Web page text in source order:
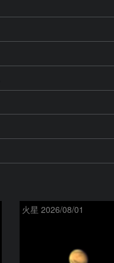
火星 2026/08/01